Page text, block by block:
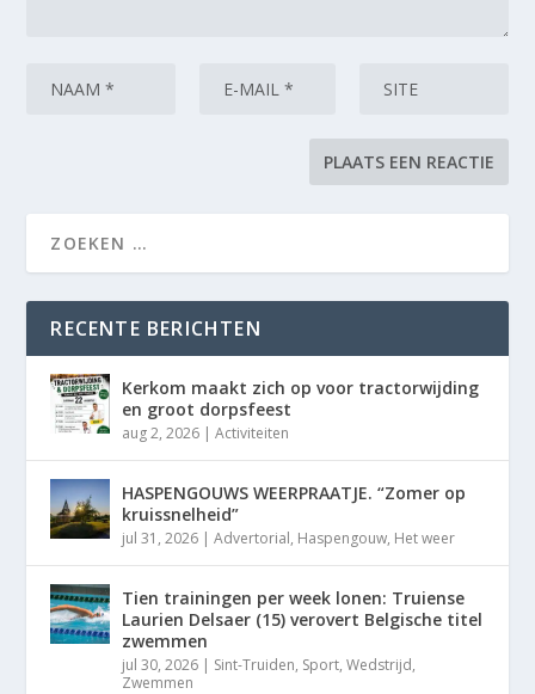
RECENTE BERICHTEN
Kerkom maakt zich op voor tractorwijding
en groot dorpsfeest
aug 2, 2026 |Activiteiten
HASPENGOUWS WEERPRAATJE. “Zomer op
kruissnelheid”
jul 31, 2026 |Advertorial, Haspengouw, Het weer
Tien trainingen per week lonen: Truiense
Laurien Delsaer (15) verovert Belgische titel
zwemmen
jul 30, 2026 | Sint-Truiden, Sport,Wedstrijd,
Zwemmen